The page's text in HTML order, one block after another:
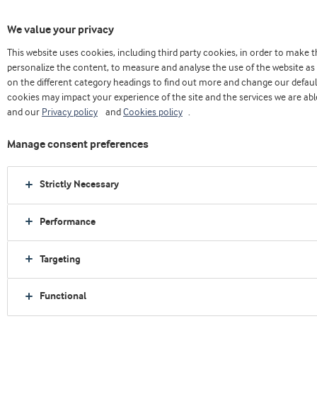
Casa Nosotros
Press releases
Nuevo portafolio inspira la innovación en postres altos en proteína en América Latina
We value your privacy
This website uses cookies, including third party cookies, in order to make
personalize the content, to measure and analyse the use of the website
on the different category headings to find out more and change our
cookies may impact your experience of the site and the services we are
and our Privacy policy and Cookies policy .
Manage consent preferences
Strictly Necessary
Performance
Targeting
Functional